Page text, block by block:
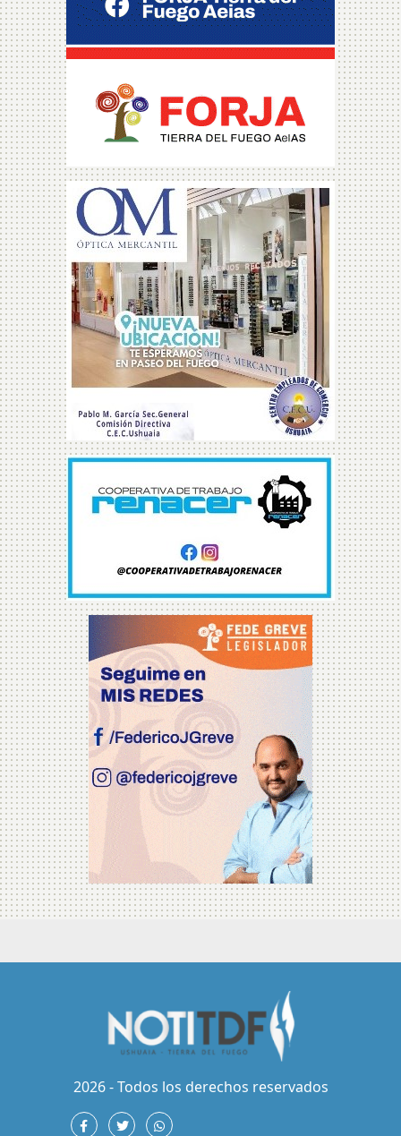
2026 - Todos los derechos reservados